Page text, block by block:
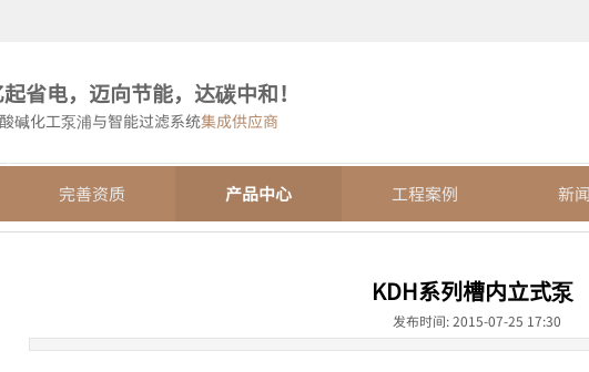
省电，迈向节能，达碳中和！
碱化工泵浦与智能过滤系统集成供应商
完善资质 产品中心 工程案例 新
KDH系列槽内立式泵
发布时间: 2015-07-25 17:30